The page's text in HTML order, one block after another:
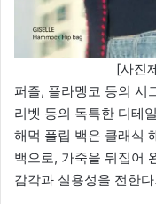
[사진
퍼즐, 플라멩코 등의 시
리벳 등의 독특한 디테
해먹 플립 백은 클래식
백으로, 가죽을 뒤집어
감각과 실용성을 전한다.